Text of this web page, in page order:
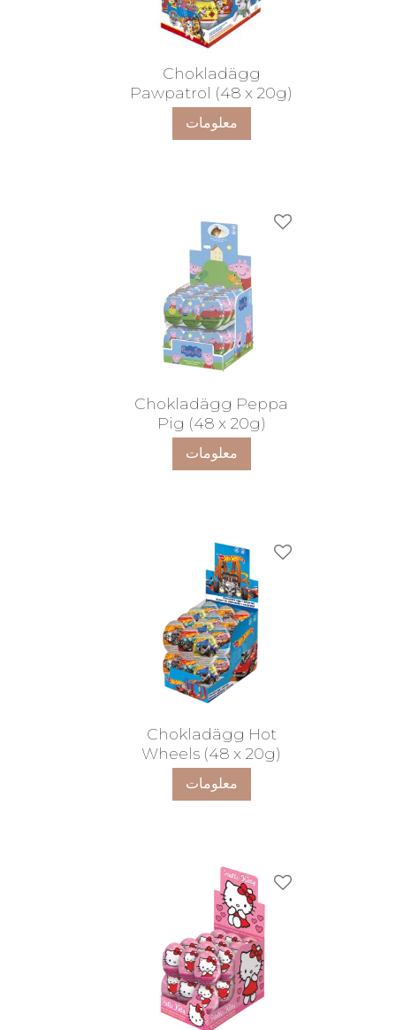
Chokladägg
Pawpatrol (48 x 20g)
معلومات
Chokladägg Peppa
Pig (48 x 20g)
إلى المفضلات
معلومات
Chokladägg Hot
Wheels (48 x 20g)
إلى المفضلات
معلومات
إلى المفضلات